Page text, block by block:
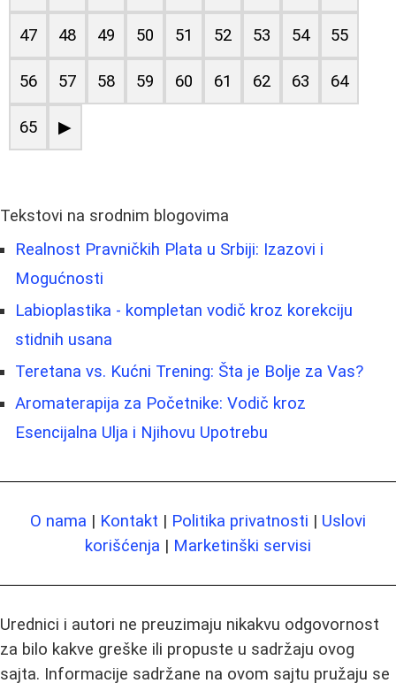
47 48 49 50 51 52 53 54 55
56 57 58 59 60 61 62 63 64
65 ▶
Tekstovi na srodnim blogovima
Realnost Pravničkih Plata u Srbiji: Izazovi i
Mogućnosti
Labioplastika - kompletan vodič kroz korekciju
stidnih usana
Teretana vs. Kućni Trening: Šta je Bolje za Vas?
Aromaterapija za Početnike: Vodič kroz
Esencijalna Ulja i Njihovu Upotrebu
O nama | Kontakt | Politika privatnosti | Uslovi
korišćenja | Marketinški servisi
Urednici i autori ne preuzimaju nikakvu odgovornost
za bilo kakve greške ili propuste u sadržaju ovog
sajta. Informacije sadržane na ovom sajtu pružaju se